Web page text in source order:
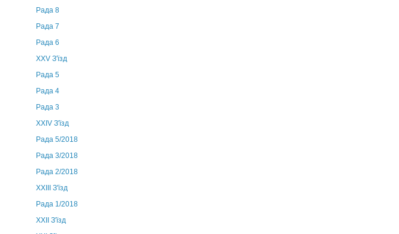
Рада 8
Рада 7
Рада 6
XXV З'їзд
Рада 5
Рада 4
Рада 3
ХХIV З'їзд
Рада 5/2018
Рада 3/2018
Рада 2/2018
XXIII З'їзд
Рада 1/2018
ХХІІ З'їзд